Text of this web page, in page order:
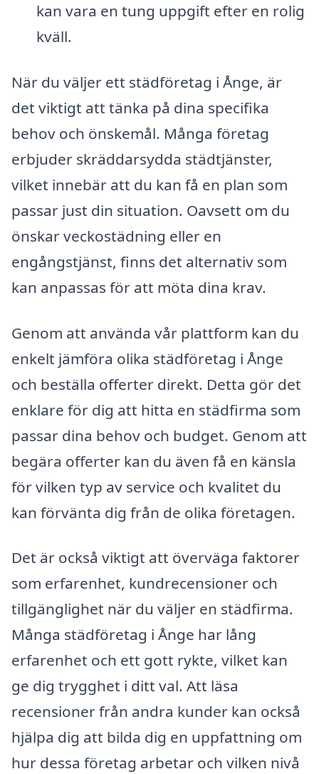
kan vara en tung uppgift efter en rolig
kväll.
När du väljer ett städföretag i Ånge, är
det viktigt att tänka på dina specifika
behov och önskemål. Många företag
erbjuder skräddarsydda städtjänster,
vilket innebär att du kan få en plan som
passar just din situation. Oavsett om du
önskar veckostädning eller en
engångstjänst, finns det alternativ som
kan anpassas för att möta dina krav.
Genom att använda vår plattform kan du
enkelt jämföra olika städföretag i Ånge
och beställa offerter direkt. Detta gör det
enklare för dig att hitta en städfirma som
passar dina behov och budget. Genom att
begära offerter kan du även få en känsla
för vilken typ av service och kvalitet du
kan förvänta dig från de olika företagen.
Det är också viktigt att överväga faktorer
som erfarenhet, kundrecensioner och
tillgänglighet när du väljer en städfirma.
Många städföretag i Ånge har lång
erfarenhet och ett gott rykte, vilket kan
ge dig trygghet i ditt val. Att läsa
recensioner från andra kunder kan också
hjälpa dig att bilda dig en uppfattning om
hur dessa företag arbetar och vilken nivå